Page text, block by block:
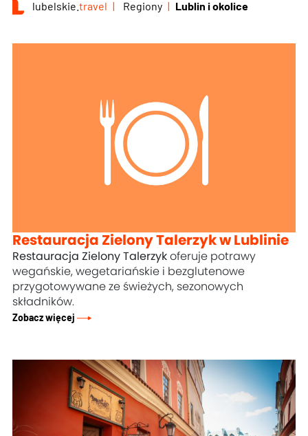
lubelskie.travel Regiony Lublin i okolice
Restauracja Zielony Talerzyk w Lublinie
Restauracja Zielony Talerzyk oferuje potrawy
wegańskie, wegetariańskie i bezglutenowe
przygotowywane ze świeżych, sezonowych
składników.
Zobacz więcej